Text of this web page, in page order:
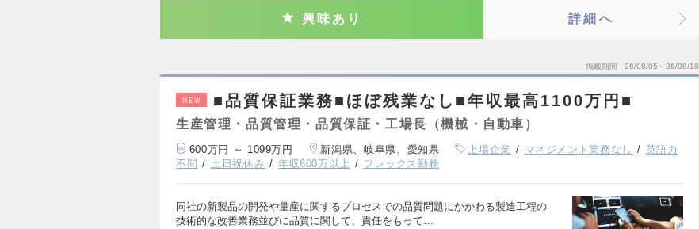
興味あり 詳細へ
掲載期間 26/08/05～26/08/18
NEW ■品質保証業務■ほぼ残業なし■年収最高1100万円■
生産管理・品質管理・品質保証・工場長（機械・自動車）
600万円 ～ 1099万円 新潟県、岐阜県、愛知県 上場企業 マネジメント業務なし
英語力
不問
土日祝休み 年収600万以上 フレックス勤務
同社の新製品の開発や量産に関するプロセスでの品質問題にかかわる製造工程の
技術的な改善業務並びに品質に関して、責任をもって…